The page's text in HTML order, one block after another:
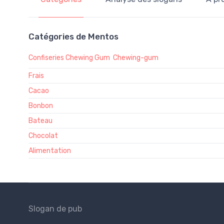
Catégories de Mentos
Confiseries Chewing Gum Chewing-gum
Frais
Cacao
Bonbon
Bateau
Chocolat
Alimentation
Slogan de pub